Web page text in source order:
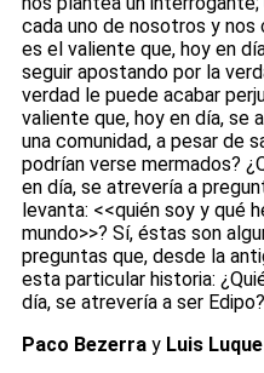
cada uno de nosotros y
es el valiente que, hoy en
seguir apostando por la
verdad le puede acabar
valiente que, hoy en día, se
una comunidad, a pesar de
podrían verse mermados?
en día, se atrevería a
levanta: <<quién soy y qué
mundo>>? Sí, éstas son
preguntas que, desde la
esta particular historia:
día, se atrevería a ser Edipo?
Paco Bezerra y Luis Luque